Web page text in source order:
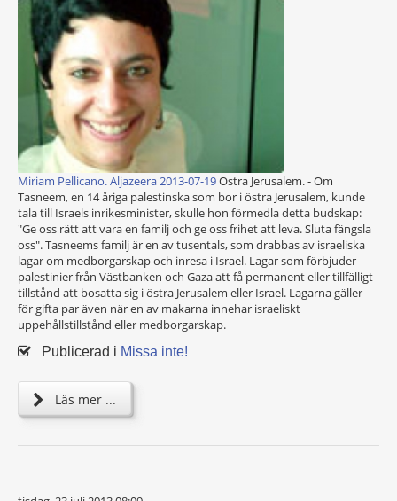
Miriam Pellicano. Aljazeera 2013-07-19Östra Jerusalem. - Om
Tasneem, en 14 åriga palestinska som bor i östra Jerusalem, kunde
tala till Israels inrikesminister, skulle hon förmedla detta budskap:
"Ge oss rätt att vara en familj och ge oss frihet att leva. Sluta fängsla
oss". Tasneems familj är en av tusentals, som drabbas av israeliska
lagar om medborgarskap och inresa i Israel. Lagar som förbjuder
palestinier från Västbanken och Gaza att få permanent eller tillfälligt
tillstånd att bosatta sig i östra Jerusalem eller Israel. Lagarna gäller
för gifta par även när en av makarna innehar israeliskt
uppehållstillstånd eller medborgarskap.
Publicerad i Missa inte!
Läs mer ...